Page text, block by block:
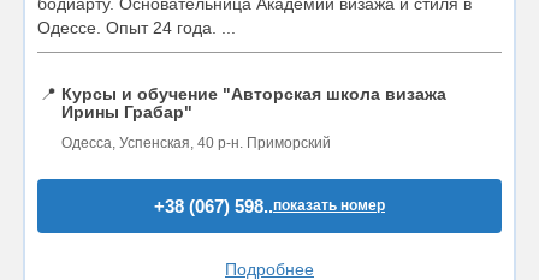
Одессе. Опыт 24 года. ...
📍 Курсы и обучение "Авторская школа визажа
Ирины Грабар"
Одесса, Успенская, 40 р-н. Приморский
+38 (067) 598..показать номер
Подробнее